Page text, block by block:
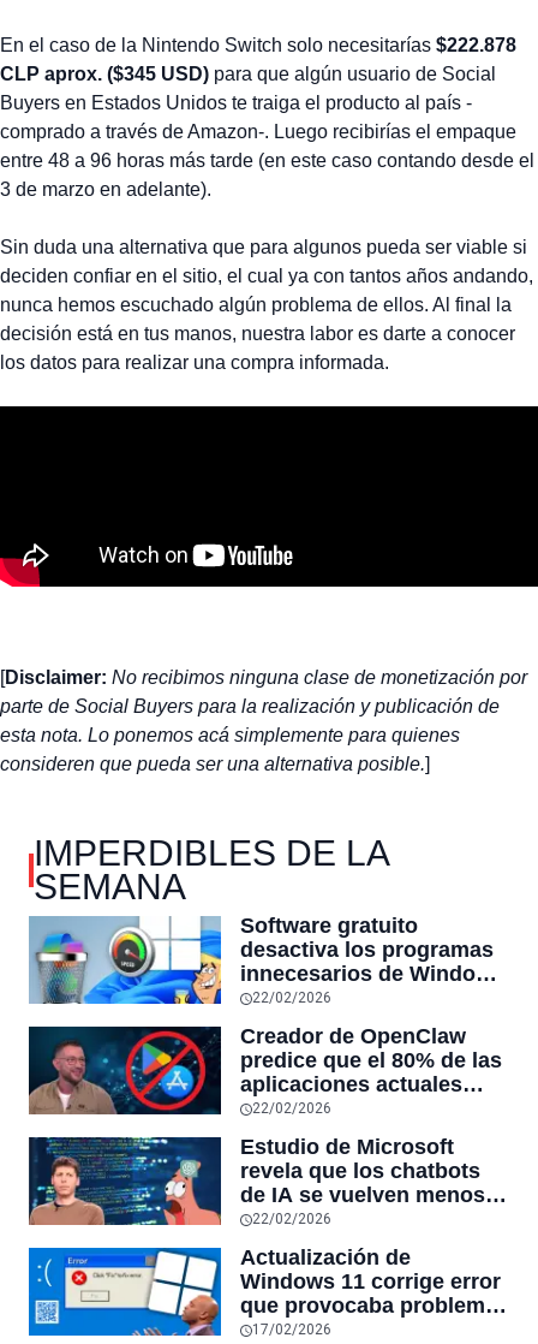
En el caso de la Nintendo Switch solo necesitarías $222.878
CLP aprox. ($345 USD) para que algún usuario de Social
Buyers en Estados Unidos te traiga el producto al país -
comprado a través de Amazon-. Luego recibirías el empaque
entre 48 a 96 horas más tarde (en este caso contando desde el
3 de marzo en adelante).
Sin duda una alternativa que para algunos pueda ser viable si
deciden confiar en el sitio, el cual ya con tantos años andando,
nunca hemos escuchado algún problema de ellos. Al final la
decisión está en tus manos, nuestra labor es darte a conocer
los datos para realizar una compra informada.
[Disclaimer: No recibimos ninguna clase de monetización por
parte de Social Buyers para la realización y publicación de
esta nota. Lo ponemos acá simplemente para quienes
consideren que pueda ser una alternativa posible.]
IMPERDIBLES DE LA
SEMANA
Software gratuito
desactiva los programas
innecesarios de Windows
11 y optimiza el PC,
reduciendo el uso de la
RAM y mucho más
22/02/2026
Creador de OpenClaw
predice que el 80% de las
aplicaciones actuales
desaparecerán en el
futuro: “Solo sobrevivirán
las aplicaciones con
sensores únicos o
conexiones especiales a
hardware
22/02/2026
Estudio de Microsoft
revela que los chatbots
de IA se vuelven menos
confiables mientras más
tiempo hablas con ellos:
la falta de confiabilidad
sube un 112%
22/02/2026
Actualización de
Windows 11 corrige error
que provocaba problemas
al jugar en PC: los
17/02/2026